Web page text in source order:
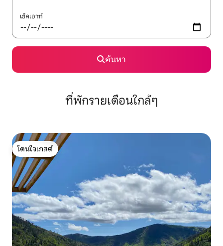
เช็คเอาท์
ค้นหา
ที่พักรายเดือนใกล้ๆ
โดนใจเกสต์
โดนใจเกสต์